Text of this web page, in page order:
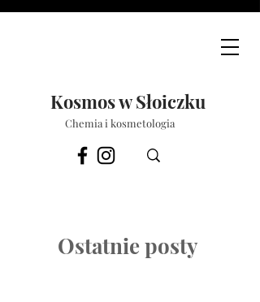
Kosmos w Słoiczku
Chemia i kosmetologia
Ostatnie posty